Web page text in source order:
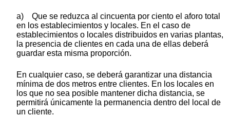
a) Que se reduzca al cincuenta por ciento el aforo total
en los establecimientos y locales. En el caso de
establecimientos o locales distribuidos en varias plantas,
la presencia de clientes en cada una de ellas deberá
guardar esta misma proporción.
En cualquier caso, se deberá garantizar una distancia
mínima de dos metros entre clientes. En los locales en
los que no sea posible mantener dicha distancia, se
permitirá únicamente la permanencia dentro del local de
un cliente.